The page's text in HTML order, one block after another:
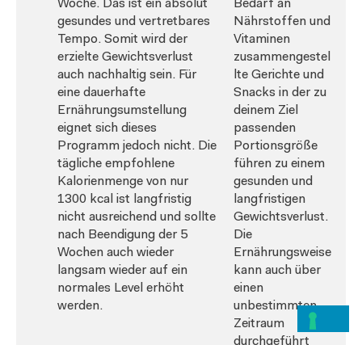
Woche. Das ist ein absolut
gesundes und vertretbares
Tempo. Somit wird der
erzielte Gewichtsverlust
auch nachhaltig sein. Für
eine dauerhafte
Ernährungsumstellung
eignet sich dieses
Programm jedoch nicht. Die
tägliche empfohlene
Kalorienmenge von nur
1300 kcal ist langfristig
nicht ausreichend und sollte
nach Beendigung der 5
Wochen auch wieder
langsam wieder auf ein
normales Level erhöht
werden.
Bedarf an
Nährstoffen und
Vitaminen
zusammengestel
lte Gerichte und
Snacks in der zu
deinem Ziel
passenden
Portionsgröße
führen zu einem
gesunden und
langfristigen
Gewichtsverlust.
Die
Ernährungsweise
kann auch über
einen
unbestimmten
Zeitraum
durchgeführt